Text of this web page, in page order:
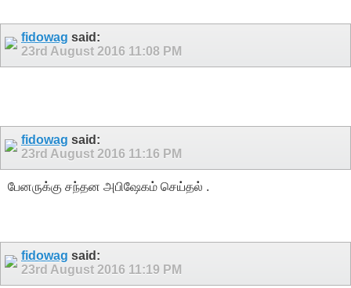
fidowag said:
23rd August 2016 11:08 PM
fidowag said:
23rd August 2016 11:16 PM
பேனருக்கு சந்தன அபிஷேகம் செய்தல் .
fidowag said:
23rd August 2016 11:19 PM